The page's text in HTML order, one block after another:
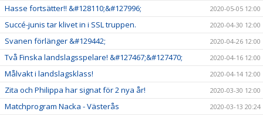
Hasse fortsätter!! &#128110;&#127996; 2020-05-05 12:00
Succé-junis tar klivet in i SSL truppen. 2020-04-30 12:00
Svanen förlänger &#129442; 2020-04-26 12:00
Två Finska landslagsspelare! &#127467;&#127470; 2020-04-16 12:00
Målvakt i landslagsklass! 2020-04-14 12:00
Zita och Philippa har signat för 2 nya år! 2020-03-30 12:00
Matchprogram Nacka - Västerås 2020-03-13 20:24